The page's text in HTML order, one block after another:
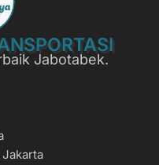
Jabotabek.